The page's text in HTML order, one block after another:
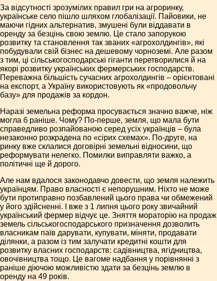
За відсутності зрозумілих правил гри на агроринку,
українське село пішло шляхом глобалізації. Пайовики, не
маючи гідних альтернатив, змушені були віддавати в
оренду за безцінь свою землю. Це стало запорукою
розвитку та становлення так званих «агрохолдингів», які
побудували свій бізнес на дешевому чорноземі. Але разом
з тим, ці сільськогосподарські гіганти перетворилися й на
якорі розвитку українських фермерських господарств.
Переважна більшість сучасних агрохолдингів – орієнтовані
на експорт, а Україну використовують як «продовольчу
базу» для продажів за кордон.
Наразі земельна реформа просувається значно важче, ніж
могла б раніше. Чому? По-перше, земля, що мала бути
справедливо розпайованою серед усіх українців – була
незаконно розкрадена по «сірих схемах». По-друге, на
ринку вже склалися договірні земельні відносини, що
реформувати нелегко. Помилки виправляти важко, а
політичні ще й дорого.
Але нам вдалося законодавчо довести, що земля належить
українцям. Право власності є непорушним. Ніхто не може
бути протиправно позбавлений цього права чи обмежений
у його здійсненні. І вже з 1 липня цього року звичайний
український фермер відчує це. Зняття мораторію на продаж
земель сільськогосподарського призначення дозволить
власникам паїв дарувати, купувати, міняти, продавати
ділянки, а разом із тим залучати кредитні кошти для
розвитку власних господарств: садівництва, ягідництва,
овочівництва тощо. Це вагоме надбання у порівнянні з
раніше діючою можливістю здати за безцінь землю в
оренду на 49 років.